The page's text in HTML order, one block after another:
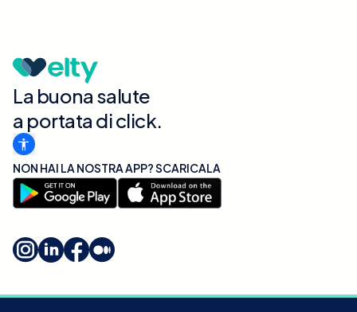
La buona salute
a portata di click.
NON HAI LA NOSTRA APP? SCARICALA